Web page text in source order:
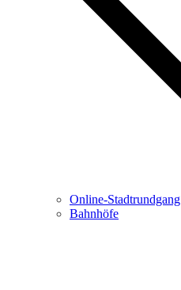
Online-Stadtrundgang
Bahnhöfe